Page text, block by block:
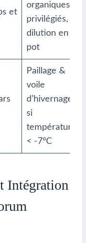
et
organiques
privilégiés,
dilution en
pot
Paillage &
voile
d’hivernage
si
températures
< -7°C
Intégration